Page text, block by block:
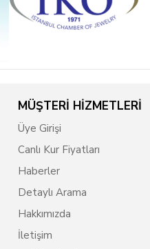
MÜŞTERİ HİZMETLERİ
Üye Girişi
Canlı Kur Fiyatları
Haberler
Detaylı Arama
Hakkımızda
İletişim